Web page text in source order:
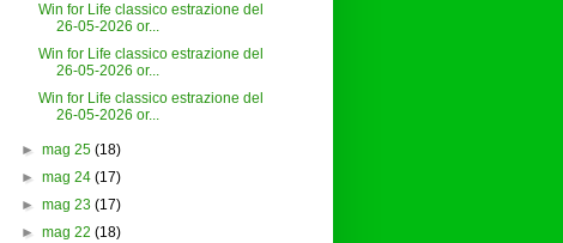
Win for Life classico estrazione del
26-05-2026 or...
Win for Life classico estrazione del
26-05-2026 or...
Win for Life classico estrazione del
26-05-2026 or...
► mag 25 (18)
► mag 24 (17)
► mag 23 (17)
► mag 22 (18)